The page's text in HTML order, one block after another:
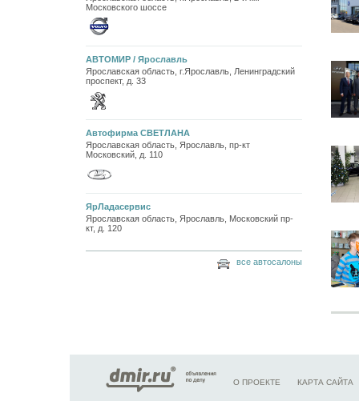
Московского шоссе
АВТОМИР / Ярославль
Ярославская область, г.Ярославль, Ленинградский
проспект, д. 33
Автофирма СВЕТЛАНА
Ярославская область, Ярославль, пр-кт
Московский, д. 110
ЯрЛадасервис
Ярославская область, Ярославль, Московский пр-
кт, д. 120
все автосалоны
О ПРОЕКТЕ КАРТА САЙТА